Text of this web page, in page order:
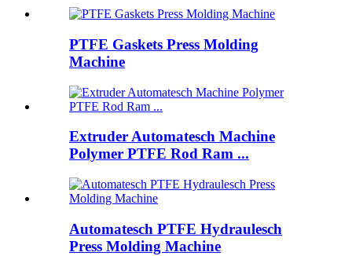
PTFE Gaskets Press Molding
Machine
Extruder Automatesch Machine
Polymer PTFE Rod Ram ...
Automatesch PTFE Hydraulesch
Press Molding Machine